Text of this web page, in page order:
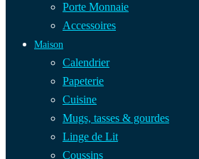
Porte Monnaie
Accessoires
Maison
Calendrier
Papeterie
Cuisine
Mugs, tasses & gourdes
Linge de Lit
Coussins